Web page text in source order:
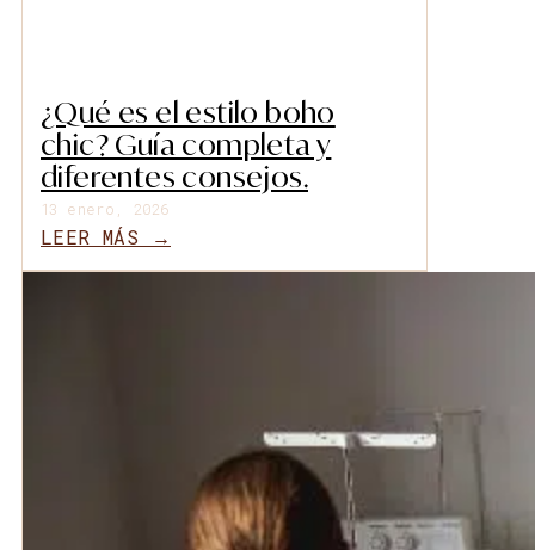
¿Qué es el estilo boho
chic? Guía completa y
diferentes consejos.
13 enero, 2026
LEER MÁS →